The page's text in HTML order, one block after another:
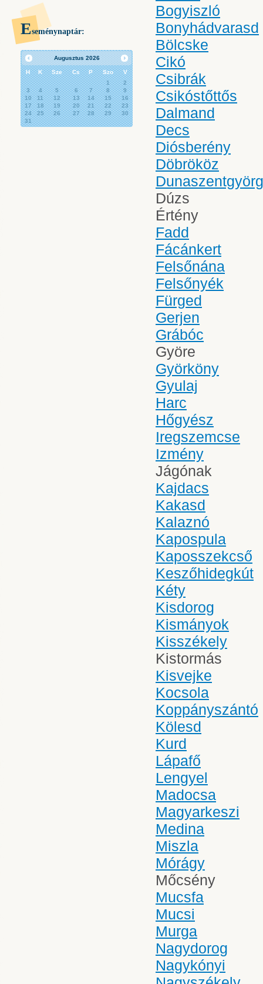
Eseménynaptár:
Augusztus 2026
H K Sze Cs P Szo
V
1
2
3
4 5 6 7 8
9
10
11 12 13 14 15
16
17
18 19 20 21 22
23
24
25 26 27 28 29
30
31
Bogyiszló
Bonyhádvarasd
Bölcske
Cikó
Csibrák
Csikóstőttős
Dalmand
Decs
Diósberény
Döbrököz
Dúzs
Értény
Fadd
Fácánkert
Felsőnána
Felsőnyék
Fürged
Gerjen
Grábóc
Györe
Györköny
Gyulaj
Harc
Hőgyész
Iregszemcse
Izmény
Jágónak
Kajdacs
Kakasd
Kalaznó
Kapospula
Kaposszekcső
Keszőhidegkút
Kéty
Kisdorog
Kismányok
Kisszékely
Kistormás
Kisvejke
Kocsola
Koppányszántó
Kölesd
Kurd
Lápafő
Lengyel
Madocsa
Magyarkeszi
Medina
Miszla
Mórágy
Mőcsény
Mucsfa
Mucsi
Murga
Nagydorog
Nagykónyi